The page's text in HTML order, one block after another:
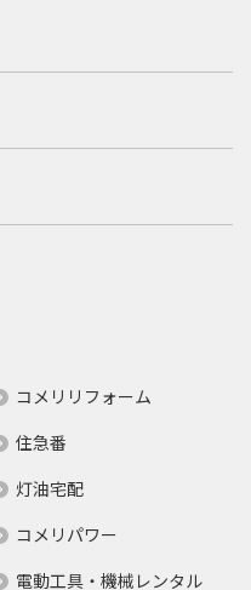
コメリリフォーム
住急番
灯油宅配
コメリパワー
電動工具・機械レンタル